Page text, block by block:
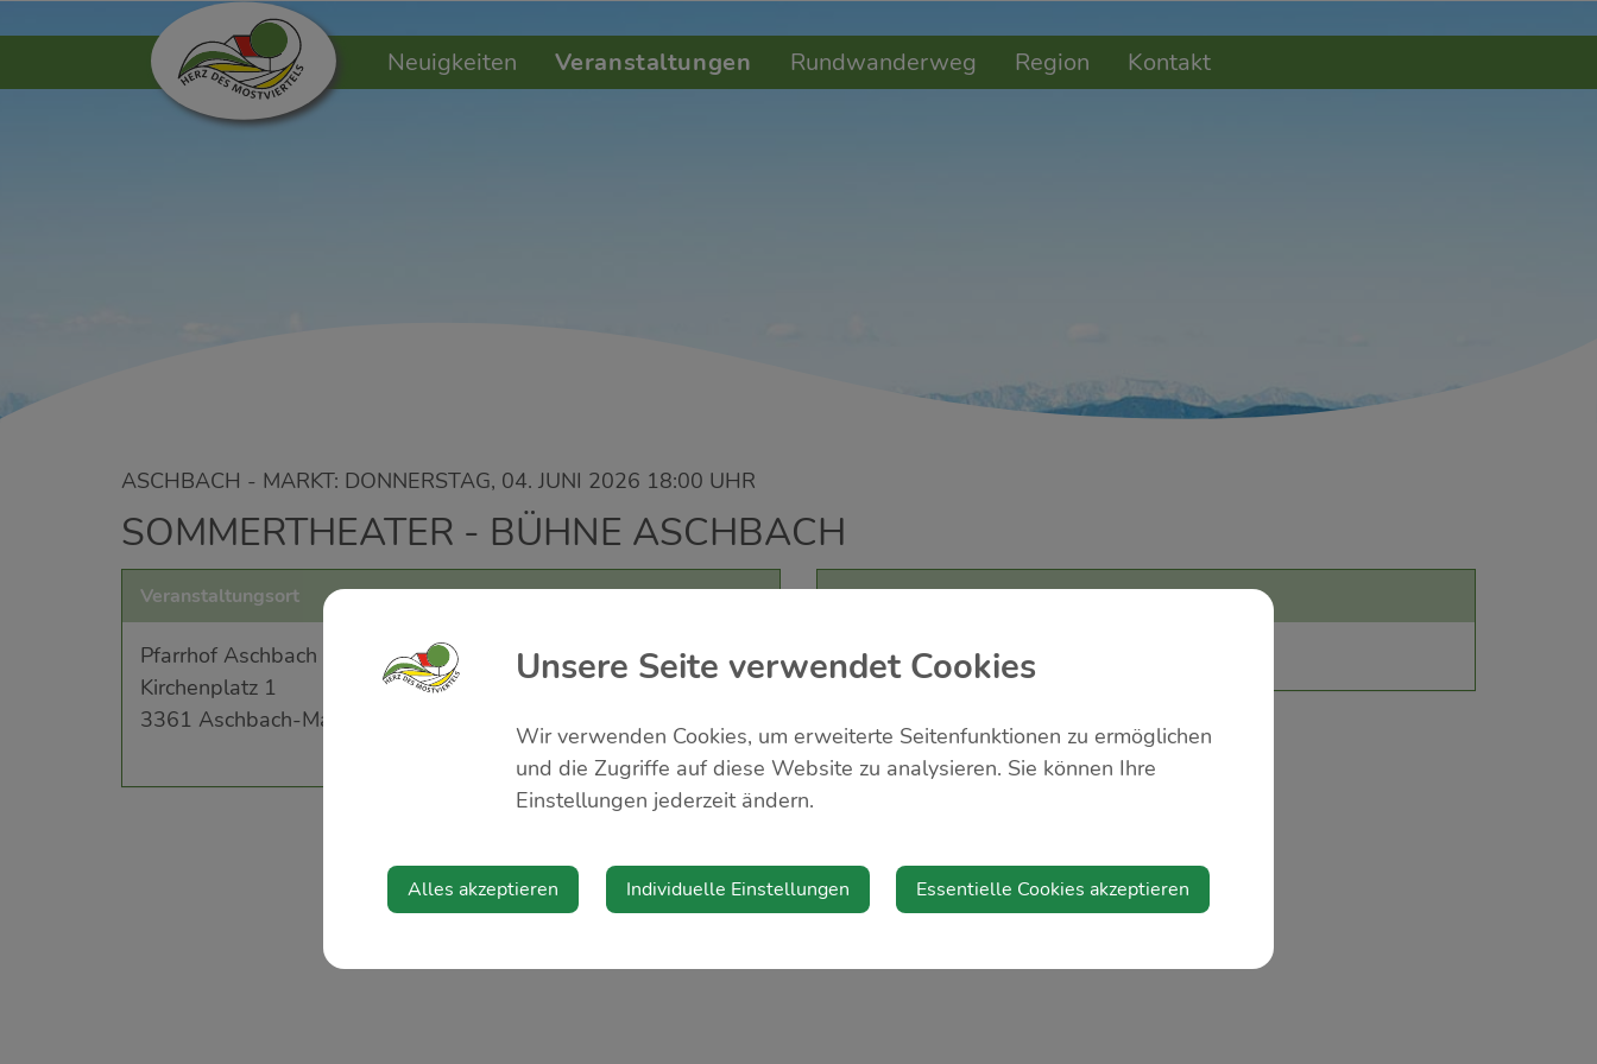
Neuigkeiten Veranstaltungen Rundwanderweg Region Kontakt
ASCHBACH - MARKT: DONNERSTAG, 04. JUNI 2026 18:00 UHR
SOMMERTHEATER - BÜHNE ASCHBACH
Veranstaltungsort
Pfarrhof Aschbach
Kirchenplatz 1
3361 Aschbach-Markt
Veranstalter
Bühne Aschbach
Unsere Seite verwendet Cookies
Wir verwenden Cookies, um erweiterte Seitenfunktionen zu ermöglichen
und die Zugriffe auf diese Website zu analysieren. Sie können Ihre
Einstellungen jederzeit ändern.
Alles akzeptieren Individuelle Einstellungen Essentielle Cookies akzeptieren